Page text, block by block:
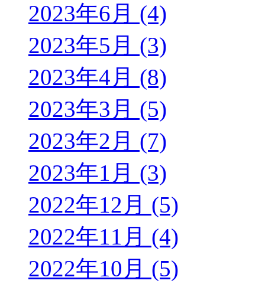
2023年6月 (4)
2023年5月 (3)
2023年4月 (8)
2023年3月 (5)
2023年2月 (7)
2023年1月 (3)
2022年12月 (5)
2022年11月 (4)
2022年10月 (5)